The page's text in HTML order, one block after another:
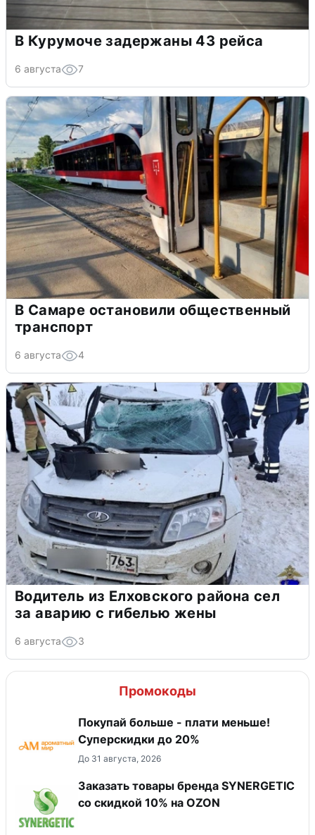
В Курумоче задержаны 43 рейса
6 августа 7
В Самаре остановили общественный
транспорт
6 августа 4
Водитель из Елховского района сел
за аварию с гибелью жены
6 августа 3
Промокоды
Покупай больше - плати меньше!
Суперскидки до 20%
До 31 августа, 2026
Заказать товары бренда SYNERGETIC
со скидкой 10% на OZON